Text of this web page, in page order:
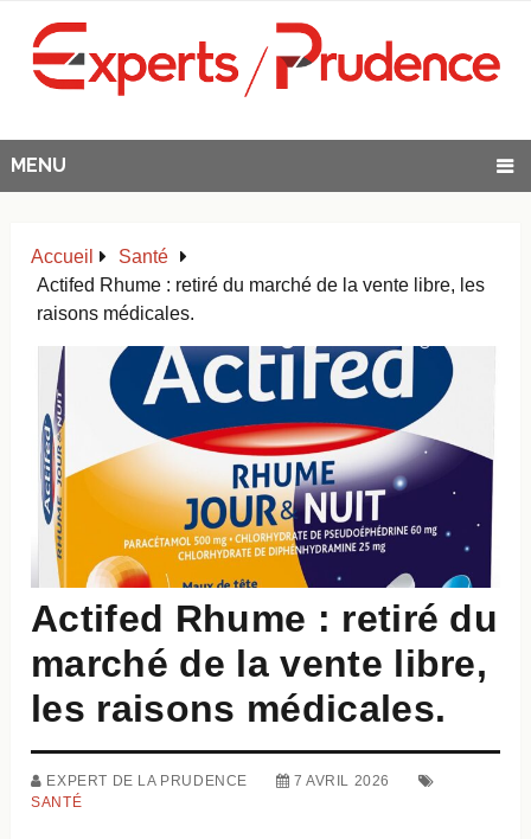
MENU
Accueil
Santé
Actifed Rhume : retiré du marché de la vente libre, les
raisons médicales.
Actifed Rhume : retiré du
marché de la vente libre,
les raisons médicales.
EXPERT DE LA PRUDENCE
7 AVRIL 2026
SANTÉ